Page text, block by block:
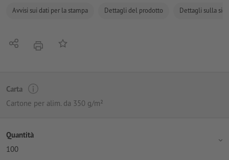
Avvisi sui dati per la stampa Dettagli del prodotto Dettagli sulla
Condividistamparealla lista preferiti
Carta
Cartone per alim. da 350 g/m²
Quantità
100